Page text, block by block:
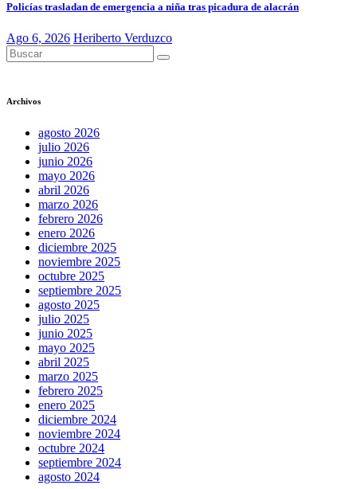
Policías trasladan de emergencia a niña tras picadura de alacrán
Ago 6, 2026 Heriberto Verduzco
Archivos
agosto 2026
julio 2026
junio 2026
mayo 2026
abril 2026
marzo 2026
febrero 2026
enero 2026
diciembre 2025
noviembre 2025
octubre 2025
septiembre 2025
agosto 2025
julio 2025
junio 2025
mayo 2025
abril 2025
marzo 2025
febrero 2025
enero 2025
diciembre 2024
noviembre 2024
octubre 2024
septiembre 2024
agosto 2024